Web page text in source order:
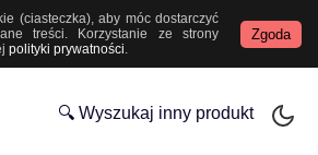
(ciasteczka), aby móc dostarczyć
treści. Korzystanie ze strony
polityki prywatności.
Zgoda
🔍 Wyszukaj inny produkt